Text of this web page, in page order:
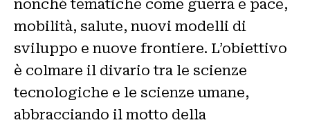
nonché tematiche come guerra e pace,
mobilità, salute, nuovi modelli di
sviluppo e nuove frontiere. L’obiettivo
è colmare il divario tra le scienze
tecnologiche e le scienze umane,
abbracciando il motto della